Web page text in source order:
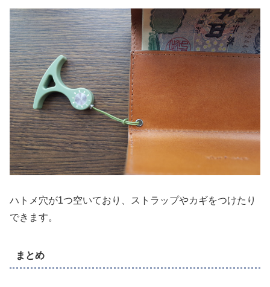
ハトメ穴が1つ空いており、ストラップやカギをつけたり
できます。
まとめ